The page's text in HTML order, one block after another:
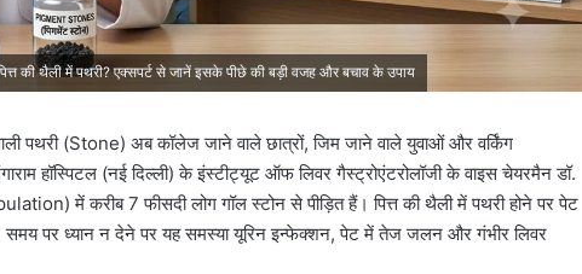
की थैली में पथरी? एक्सपर्ट से जानें इसके पीछे की बड़ी वजह और बचाव के उपाय
पथरी (Stone) अब कॉलेज जाने वाले छात्रों, जिम जाने वाले युवाओं और वर्किंग
हॉस्पिटल (नई दिल्ली) के इंस्टीट्यूट ऑफ लिवर गैस्ट्रोएंटरोलॉजी के वाइस चेयरमैन डॉ.
में करीब 7 फीसदी लोग गॉल स्टोन से पीड़ित हैं। पित्त की थैली में पथरी होने पर पेट
पर ध्यान न देने पर यह समस्या यूरिन इन्फेक्शन, पेट में तेज जलन और गंभीर लिवर